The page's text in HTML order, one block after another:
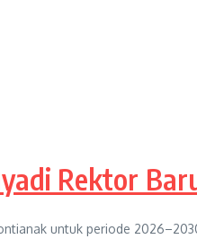
Rektor
untuk periode